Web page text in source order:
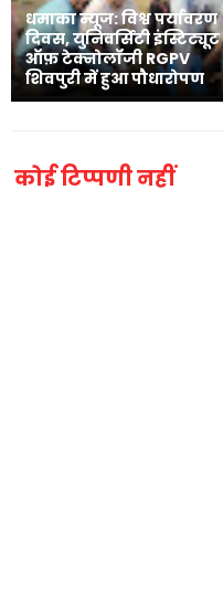
धमाका न्यूज: विश्व पर्यावरण
दिवस, युनिवर्सिटी इंस्टिट्यूट
ऑफ़ टेक्नोलॉजी RGPV
शिवपुरी में हुआ पौधारोपण
कोई टिप्पणी नहीं